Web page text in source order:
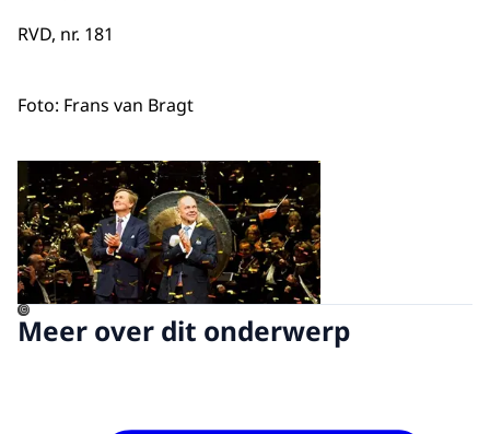
RVD, nr. 181
Foto: Frans van Bragt
Open de galerij in vergrote
©
Meer over dit onderwerp